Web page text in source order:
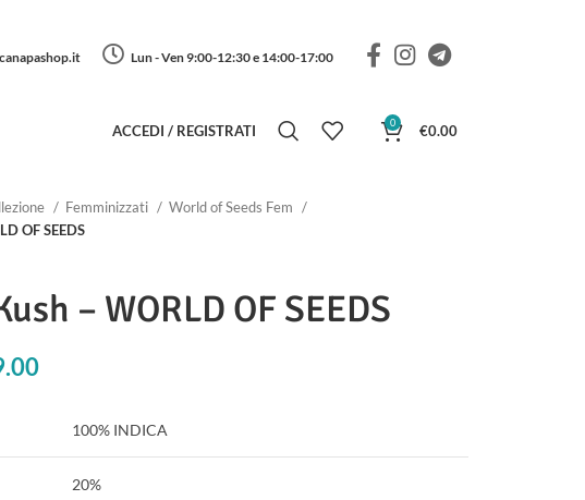
Lun - Ven 9:00-12:30 e 14:00-17:00
ACCEDI / REGISTRATI 0 €0.00
Femminizzati
World of Seeds Fem
OF SEEDS
– WORLD OF SEEDS
100% INDICA
20%